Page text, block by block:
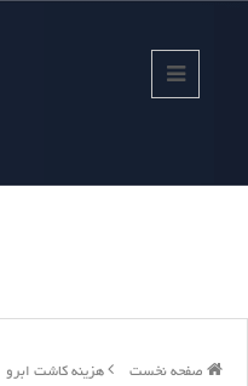
صفحه نخست هزینه کاشت ابرو